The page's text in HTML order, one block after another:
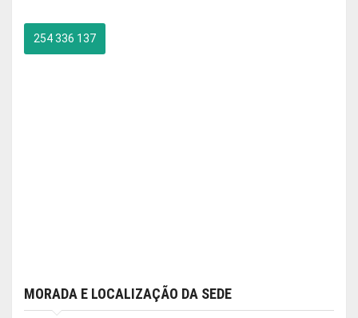
254 336 137
MORADA E LOCALIZAÇÃO DA SEDE